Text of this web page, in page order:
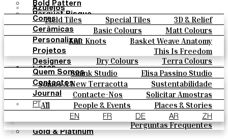
Azulejos
Field Tiles Special Tiles
3D & Relief
Hand Painted
Bold Pattern
Parquet Bisque
Natural Cotto
Smink Studio
Elisa Passino
Paulo Vale
Cores
Basic Colours
Matt Colours
Oxide Explosions
Special Firing
Vintage Metallics
Gold & Platinum
Blends
Dry Colours
Terra Colours
Cerâmicas
Knit Knots
Basket Weave Anatomy
This Is Freedom
Personalizar
Projetos
Designers
Smink Studio
Elisa Passino Studio
Paulo Vale
Quem Somos
Somos A New Terracotta
Sustentabilidade
O Estúdio
Contactos
Contacte-Nos
Solicitar Amostras
Como Comprar
Catálogos E Especificações Técnicas
Perguntas Frequentes
Journal
All People & Events
Places & Stories
Materiais & Sustainability
Inspiration & Culture
PT
EN FR DE AR ZH
Bold Pattern
Parquet Bisque
Natural Cotto
Smink Studio
Elisa Passino
Paulo Vale
Cores
Basic Colours
Matt Colours
Oxide Explosions
Special Firing
Vintage Metallics
Gold & Platinum